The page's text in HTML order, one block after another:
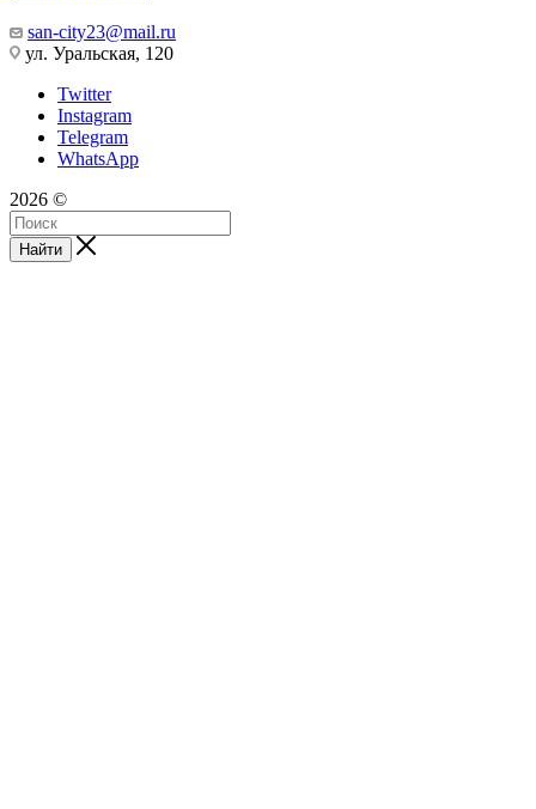
san-city23@mail.ru
ул. Уральская, 120
Twitter
Instagram
Telegram
WhatsApp
2026 ©
Найти